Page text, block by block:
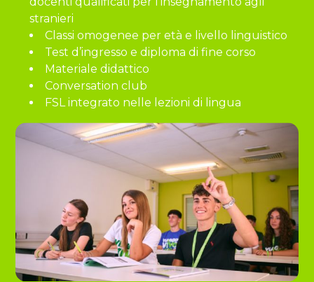
stranieri
Classi omogenee per età e livello linguistico
Test d’ingresso e diploma di fine corso
Materiale didattico
Conversation club
FSL integrato nelle lezioni di lingua